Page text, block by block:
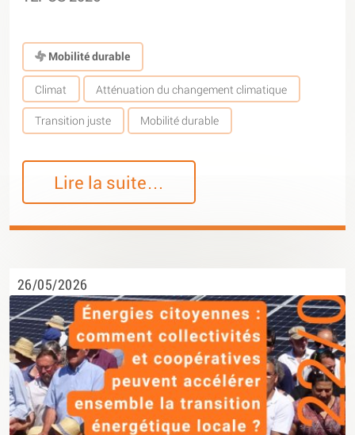
Mobilité durable
Climat Atténuation du changement climatique
Transition juste Mobilité durable
Lire la suite…
26/05/2026